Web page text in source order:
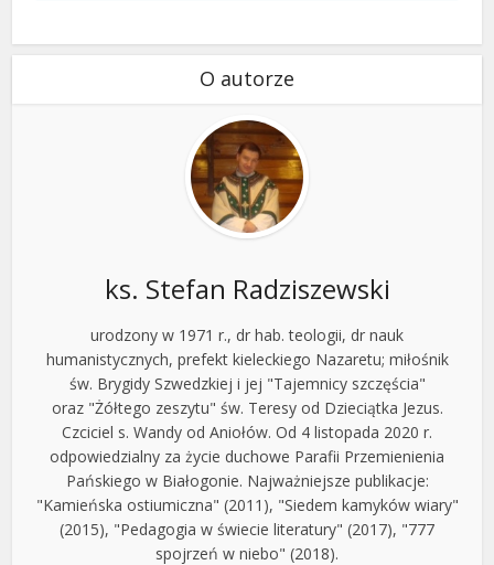
O autorze
ks. Stefan Radziszewski
urodzony w 1971 r., dr hab. teologii, dr nauk
humanistycznych, prefekt kieleckiego Nazaretu; miłośnik
św. Brygidy Szwedzkiej i jej "Tajemnicy szczęścia"
oraz "Żółtego zeszytu" św. Teresy od Dzieciątka Jezus.
Czciciel s. Wandy od Aniołów. Od 4 listopada 2020 r.
odpowiedzialny za życie duchowe Parafii Przemienienia
Pańskiego w Białogonie. Najważniejsze publikacje:
"Kamieńska ostiumiczna" (2011), "Siedem kamyków wiary"
(2015), "Pedagogia w świecie literatury" (2017), "777
spojrzeń w niebo" (2018).